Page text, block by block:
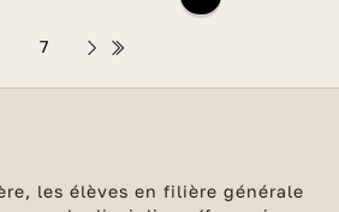
7
les élèves en filière générale